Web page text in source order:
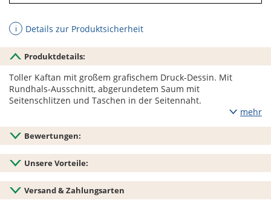
ℹ Details zur Produktsicherheit
Produktdetails:
Toller Kaftan mit großem grafischem Druck-Dessin. Mit
Rundhals-Ausschnitt, abgerundetem Saum mit
Seitenschlitzen und Taschen in der Seitennaht.
mehr
Bewertungen:
Unsere Vorteile:
Versand & Zahlungsarten